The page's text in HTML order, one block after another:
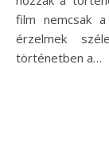
film nemcsak
érzelmek
történetben a…